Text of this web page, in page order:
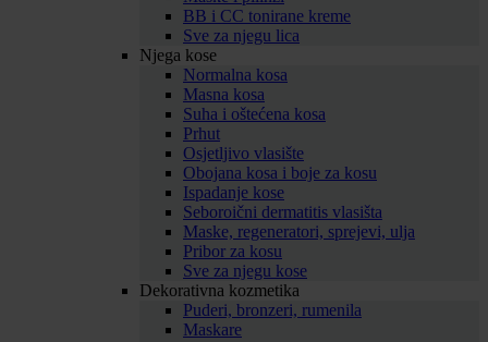
BB i CC tonirane kreme
Sve za njegu lica
Njega kose
Normalna kosa
Masna kosa
Suha i oštećena kosa
Prhut
Osjetljivo vlasište
Obojana kosa i boje za kosu
Ispadanje kose
Seboroični dermatitis vlasišta
Maske, regeneratori, sprejevi, ulja
Pribor za kosu
Sve za njegu kose
Dekorativna kozmetika
Puderi, bronzeri, rumenila
Maskare